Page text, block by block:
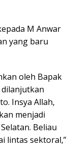
M Anwar
yang baru
oleh Bapak
dilanjutkan
Insya Allah,
menjadi
Beliau
lintas sektoral,”